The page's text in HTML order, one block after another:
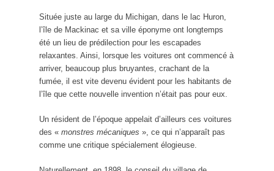
Située juste au large du Michigan, dans le lac Huron,
l’île de Mackinac et sa ville éponyme ont longtemps
été un lieu de prédilection pour les escapades
relaxantes. Ainsi, lorsque les voitures ont commencé à
arriver, beaucoup plus bruyantes, crachant de la
fumée, il est vite devenu évident pour les habitants de
l’île que cette nouvelle invention n’était pas pour eux.
Un résident de l’époque appelait d’ailleurs ces voitures
des « monstres mécaniques », ce qui n’apparaît pas
comme une critique spécialement élogieuse.